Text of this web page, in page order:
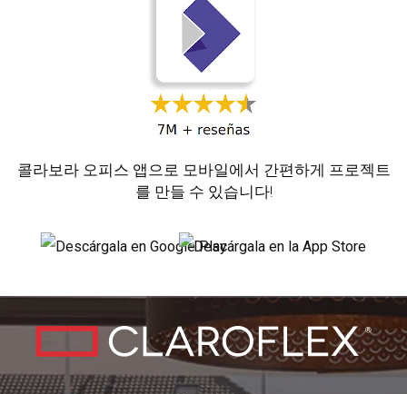
콜라보라 오피스 앱으로 모바일에서 간편하게 프로젝트
를 만들 수 있습니다!